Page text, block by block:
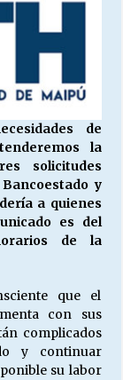
DESPIDOS
a 135 años. “La
de
la
solicitudes
y
a quienes
es del
de la
que el
con sus
complicados
y continuar
su labor